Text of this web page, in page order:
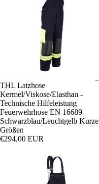
THL Latzhose
Kermel/Viskose/Elasthan -
Technische Hilfeleistung
Feuerwehrhose EN 16689
Schwarzblau/Leuchtgelb Kurze
Größen
€294,00 EUR